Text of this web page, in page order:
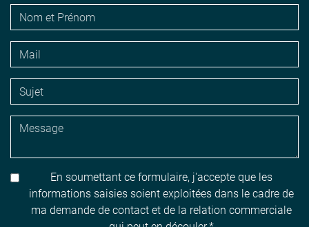
En soumettant ce formulaire, j'accepte que les
informations saisies soient exploitées dans le cadre de
ma demande de contact et de la relation commerciale